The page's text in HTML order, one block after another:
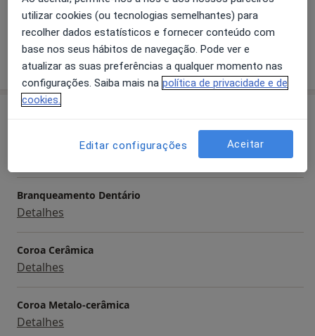
Dente Não-Erupcionado
+25a11y_sr_more_diseases
Mostrar mais detalhes
sobre a experiência
Aparelho Fixo
Branqueamento Dentário
Detalhes
Coroa Cerâmica
Detalhes
Coroa Metalo-cerâmica
Detalhes
utilizar cookies (ou tecnologias semelhantes) para
recolher dados estatísticos e fornecer conteúdo com
base nos seus hábitos de navegação. Pode ver e
atualizar as suas preferências a qualquer momento nas
configurações. Saiba mais na política de privacidade e de
cookies.
Editar configurações Aceitar